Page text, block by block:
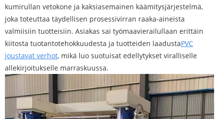
kumirullan vetokone ja kaksiasemainen käämitysjärjestelmä,
joka toteuttaa täydellisen prosessivirran raaka-aineista
valmiisiin tuotteisiin. Asiakas sai työmaavierailullaan erittäin
kiitosta tuotantotehokkuudesta ja tuotteiden laadustaPVC
joustavat verhot, mikä luo suotuisat edellytykset viralliselle
allekirjoitukselle marraskuussa.